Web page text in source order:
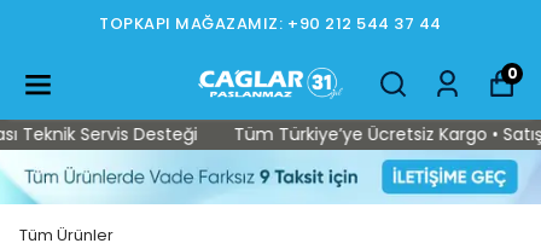
TOPKAPI MAĞAZAMIZ: +90 212 544 37 44
0
Servis Desteği Tüm Türkiye’ye Ücretsiz Kargo • Satış
Tüm Ürünler